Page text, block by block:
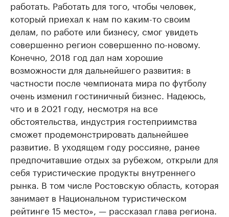
работать. Работать для того, чтобы человек,
который приехал к нам по каким-то своим
делам, по работе или бизнесу, смог увидеть
совершенно регион совершенно по-новому.
Конечно, 2018 год дал нам хорошие
возможности для дальнейшего развития: в
частности после чемпионата мира по футболу
очень изменил гостиничный бизнес. Надеюсь,
что и в 2021 году, несмотря на все
обстоятельства, индустрия гостеприимства
сможет продемонстрировать дальнейшее
развитие. В уходящем году россияне, ранее
предпочитавшие отдых за рубежом, открыли для
себя туристические продукты внутреннего
рынка. В том числе Ростовскую область, которая
занимает в Национальном туристическом
рейтинге 15 место», — рассказал глава региона.